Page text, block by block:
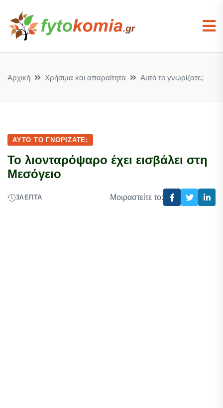
Αρχική Χρήσιμα και απαραίτητα Αυτό το γνωρίζατε;
ΑΥΤΌ ΤΟ ΓΝΩΡΊΖΑΤΕ;
Το λιονταρόψαρο έχει εισβάλει στη
Μεσόγειο
3ΛΕΠΤΆ Μοιραστείτε το: